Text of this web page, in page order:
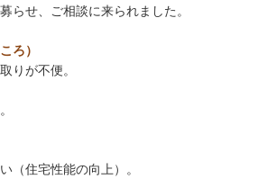
らせ、ご相談に来られました。
ろ）
りが不便。
（住宅性能の向上）。